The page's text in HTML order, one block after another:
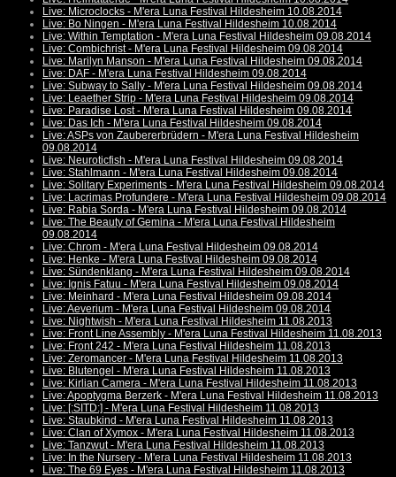
Live: Microclocks - M'era Luna Festival Hildesheim 10.08.2014
Live: Bo Ningen - M'era Luna Festival Hildesheim 10.08.2014
Live: Within Temptation - M'era Luna Festival Hildesheim 09.08.2014
Live: Combichrist - M'era Luna Festival Hildesheim 09.08.2014
Live: Marilyn Manson - M'era Luna Festival Hildesheim 09.08.2014
Live: DAF - M'era Luna Festival Hildesheim 09.08.2014
Live: Subway to Sally - M'era Luna Festival Hildesheim 09.08.2014
Live: Leaether Strip - M'era Luna Festival Hildesheim 09.08.2014
Live: Paradise Lost - M'era Luna Festival Hildesheim 09.08.2014
Live: Das Ich - M'era Luna Festival Hildesheim 09.08.2014
Live: ASPs von Zaubererbrüdern - M'era Luna Festival Hildesheim
09.08.2014
Live: Neuroticfish - M'era Luna Festival Hildesheim 09.08.2014
Live: Stahlmann - M'era Luna Festival Hildesheim 09.08.2014
Live: Solitary Experiments - M'era Luna Festival Hildesheim 09.08.2014
Live: Lacrimas Profundere - M'era Luna Festival Hildesheim 09.08.2014
Live: Rabia Sorda - M'era Luna Festival Hildesheim 09.08.2014
Live: The Beauty of Gemina - M'era Luna Festival Hildesheim
09.08.2014
Live: Chrom - M'era Luna Festival Hildesheim 09.08.2014
Live: Henke - M'era Luna Festival Hildesheim 09.08.2014
Live: Sündenklang - M'era Luna Festival Hildesheim 09.08.2014
Live: Ignis Fatuu - M'era Luna Festival Hildesheim 09.08.2014
Live: Meinhard - M'era Luna Festival Hildesheim 09.08.2014
Live: Aeverium - M'era Luna Festival Hildesheim 09.08.2014
Live: Nightwish - M'era Luna Festival Hildesheim 11.08.2013
Live: Front Line Assembly - M'era Luna Festival Hildesheim 11.08.2013
Live: Front 242 - M'era Luna Festival Hildesheim 11.08.2013
Live: Zeromancer - M'era Luna Festival Hildesheim 11.08.2013
Live: Blutengel - M'era Luna Festival Hildesheim 11.08.2013
Live: Kirlian Camera - M'era Luna Festival Hildesheim 11.08.2013
Live: Apoptygma Berzerk - M'era Luna Festival Hildesheim 11.08.2013
Live: [:SITD:] - M'era Luna Festival Hildesheim 11.08.2013
Live: Staubkind - M'era Luna Festival Hildesheim 11.08.2013
Live: Clan of Xymox - M'era Luna Festival Hildesheim 11.08.2013
Live: Tanzwut - M'era Luna Festival Hildesheim 11.08.2013
Live: In the Nursery - M'era Luna Festival Hildesheim 11.08.2013
Live: The 69 Eyes - M'era Luna Festival Hildesheim 11.08.2013